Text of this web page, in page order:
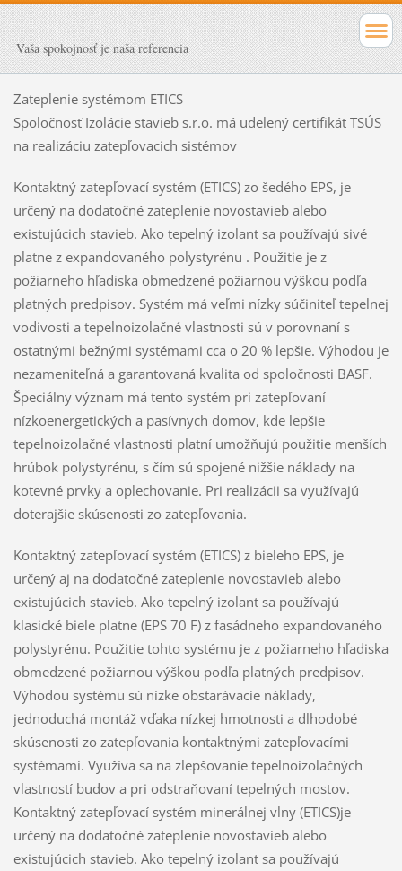
Vaša spokojnosť je naša referencia
Zateplenie systémom ETICS
Spoločnosť Izolácie stavieb s.r.o. má udelený certifikát TSÚS
na realizáciu zatepľovacich sistémov
Kontaktný zatepľovací systém (ETICS) zo šedého EPS, je
určený na dodatočné zateplenie novostavieb alebo
existujúcich stavieb. Ako tepelný izolant sa používajú sivé
platne z expandovaného polystyrénu . Použitie je z
požiarneho hľadiska obmedzené požiarnou výškou podľa
platných predpisov. Systém má veľmi nízky súčiniteľ tepelnej
vodivosti a tepelnoizolačné vlastnosti sú v porovnaní s
ostatnými bežnými systémami cca o 20 % lepšie. Výhodou je
nezameniteľná a garantovaná kvalita od spoločnosti BASF.
Špeciálny význam má tento systém pri zatepľovaní
nízkoenergetických a pasívnych domov, kde lepšie
tepelnoizolačné vlastnosti platní umožňujú použitie menších
hrúbok polystyrénu, s čím sú spojené nižšie náklady na
kotevné prvky a oplechovanie. Pri realizácii sa využívajú
doterajšie skúsenosti zo zatepľovania.
Kontaktný zatepľovací systém (ETICS) z bieleho EPS, je
určený aj na dodatočné zateplenie novostavieb alebo
existujúcich stavieb. Ako tepelný izolant sa používajú
klasické biele platne (EPS 70 F) z fasádneho expandovaného
polystyrénu. Použitie tohto systému je z požiarneho hľadiska
obmedzené požiarnou výškou podľa platných predpisov.
Výhodou systému sú nízke obstarávacie náklady,
jednoduchá montáž vďaka nízkej hmotnosti a dlhodobé
skúsenosti zo zatepľovania kontaktnými zatepľovacími
systémami. Využíva sa na zlepšovanie tepelnoizolačných
vlastností budov a pri odstraňovaní tepelných mostov.
Kontaktný zatepľovací systém minerálnej vlny (ETICS)je
určený na dodatočné zateplenie novostavieb alebo
existujúcich stavieb. Ako tepelný izolant sa používajú